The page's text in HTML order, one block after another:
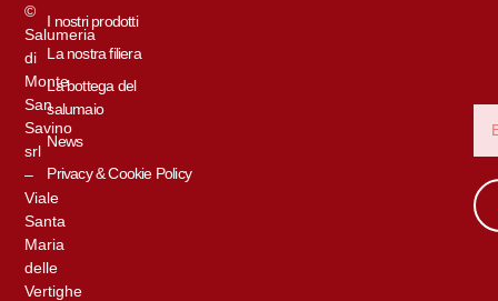
©
Salumeria
di
Monte
San
Savino
srl
–
Viale
Santa
Maria
delle
Vertighe
I nostri prodotti
La nostra filiera
La bottega del
salumaio
News
Privacy & Cookie Policy